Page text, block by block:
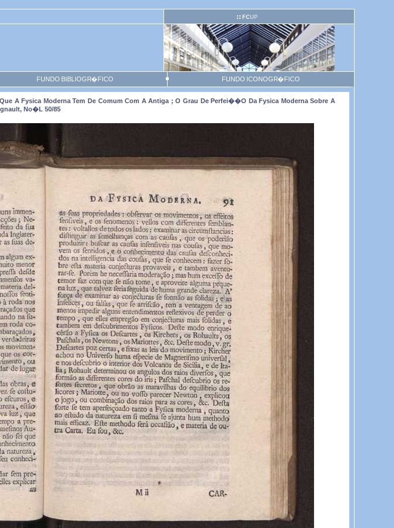
FCUP
FUNDO BIBLIOGR�FICO
FUNDO ICONOGR�FICO
A Fysica Moderna Tem De Comum Com A Antiga ; O Grau De Perfei��o Da Fysica Moderna Sobre A
No�l 50/85